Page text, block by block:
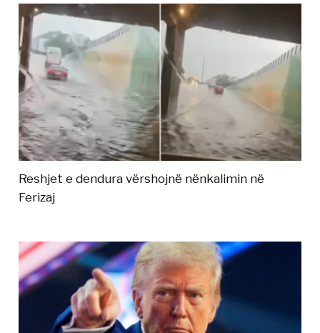
Reshjet e dendura vërshojnë nënkalimin në
Ferizaj